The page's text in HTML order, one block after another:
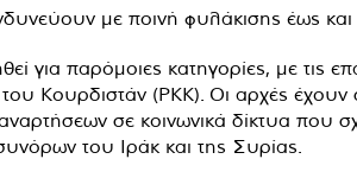
με ποινή φυλάκισης έως και
παρόμοιες κατηγορίες, με τις
Κουρδιστάν (PKK). Οι αρχές έχουν
σε κοινωνικά δίκτυα που
του Ιράκ και της Συρίας.